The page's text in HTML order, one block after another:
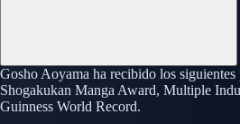
Gosho Aoyama ha recibido los
Shogakukan Manga Award, Multiple
Guinness World Record.